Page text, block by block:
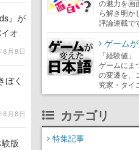
』が
オ
8月8日
ぼく
8月8日
版
の魅力を画
ら解き明か
評論連載で
ゲーム
「経験値
ゲームにま
の変遷を、
究家・タイ
カテゴリ
特集記事